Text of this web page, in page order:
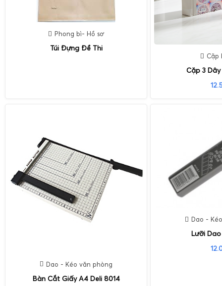
Phong bì- Hồ sơ
Túi Đựng Đề Thi
Cặp
Cặp 3
Dao - Kéo văn phòng
Bàn Cắt Giấy A4 Deli 8014
Dao -
Lưỡi Dao